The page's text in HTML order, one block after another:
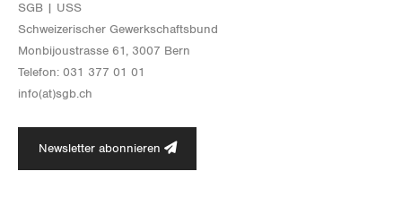
Zürich
SGB | USS
Schwei­ze­ri­scher Ge­werk­schafts­bund
Mon­bi­joustras­se 61, 3007 Bern
Te­le­fon: 031 377 01 01
info(at)​sgb.​ch
Newsletter abonnieren